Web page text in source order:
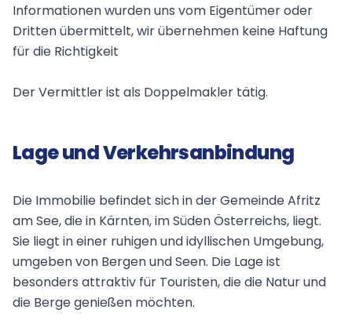
Informationen wurden uns vom Eigentümer oder
Dritten übermittelt, wir übernehmen keine Haftung
für die Richtigkeit
Der Vermittler ist als Doppelmakler tätig.
Lage und Verkehrsanbindung
Die Immobilie befindet sich in der Gemeinde Afritz
am See, die in Kärnten, im Süden Österreichs, liegt.
Sie liegt in einer ruhigen und idyllischen Umgebung,
umgeben von Bergen und Seen. Die Lage ist
besonders attraktiv für Touristen, die die Natur und
die Berge genießen möchten.